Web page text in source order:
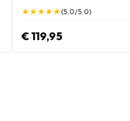
★
★★
★★
★★
★★
★(5.0/5.0)
€ 119,95